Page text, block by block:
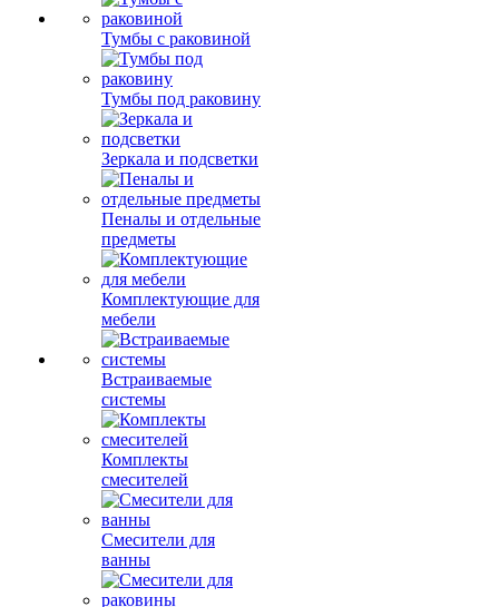
Тумбы с раковиной
Тумбы под раковину
Зеркала и подсветки
Пеналы и отдельные
предметы
Комплектующие для
мебели
Встраиваемые
системы
Комплекты
смесителей
Смесители для
ванны